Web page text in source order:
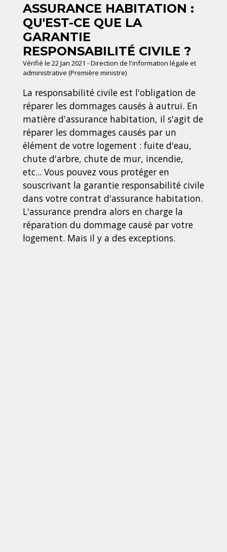
ASSURANCE HABITATION :
QU'EST-CE QUE LA
GARANTIE
RESPONSABILITÉ CIVILE ?
Vérifié le 22 Jan 2021 - Direction de l'information légale et
administrative (Première ministre)
La responsabilité civile est l'obligation de
réparer les dommages causés à autrui. En
matière d'assurance habitation, il s'agit de
réparer les dommages causés par un
élément de votre logement : fuite d'eau,
chute d'arbre, chute de mur, incendie,
etc... Vous pouvez vous protéger en
souscrivant la garantie responsabilité civile
dans votre contrat d'assurance habitation.
L'assurance prendra alors en charge la
réparation du dommage causé par votre
logement. Mais il y a des exceptions.